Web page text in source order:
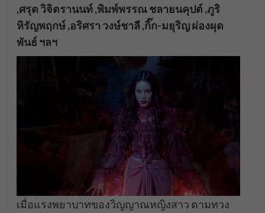
,ศรุต วิจิตรานนท์ ,พิมพ์พรรณ ชลายนคุปต์ ,ภูริ
หิรัญพฤกษ์ ,อริศรา วงษ์ชาลี ,กิ๊ก-มยุริญ ผ่องผุด
พันธ์ ฯลฯ
เมื่อแรงพยาบาทของวิญญาณหญิงสาว ตามทวง